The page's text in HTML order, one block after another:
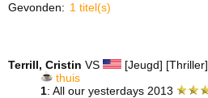
Gevonden: 1 titel(s)
Terrill, Cristin VS [Jeugd] [Thriller]
thuis
1: All our yesterdays 2013